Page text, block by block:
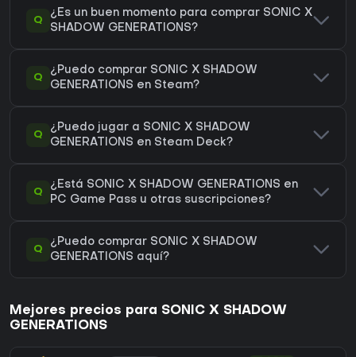
Q
¿Es un buen momento para comprar SONIC X
SHADOW GENERATIONS?
Q
¿Puedo comprar SONIC X SHADOW
GENERATIONS en Steam?
Q
¿Puedo jugar a SONIC X SHADOW
GENERATIONS en Steam Deck?
Q
¿Está SONIC X SHADOW GENERATIONS en
PC Game Pass u otras suscripciones?
Q
¿Puedo comprar SONIC X SHADOW
GENERATIONS aquí?
Mejores precios para SONIC X SHADOW
GENERATIONS